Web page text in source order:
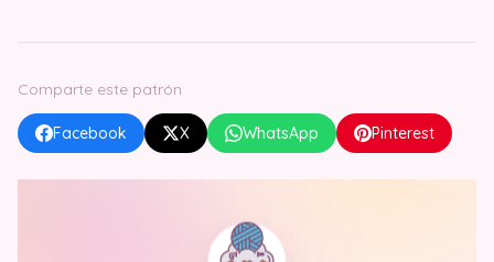
Comparte este patrón
Facebook X WhatsApp Pinterest